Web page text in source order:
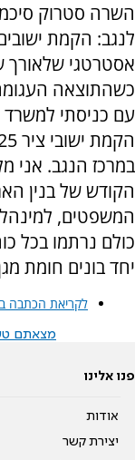
השרה סטרוק
לנגב: הקמת
אסטרטגי שלאורך
כשהתוצאה
עם כניסתי
במרכז הנגב.
הקודש של בנין
המשפטים, למינהל
כולם נרתמו בכל
יחד בונים חומת
לקריאת הכתבה
מצאתם
פנו אלינו
אודות
יצירת קשר